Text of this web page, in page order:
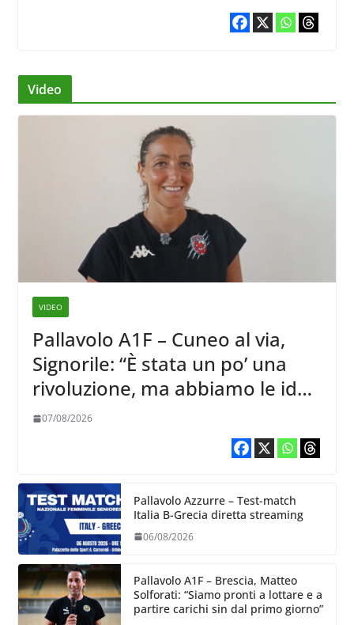
Video
VIDEO
Pallavolo A1F – Cuneo al via,
Signorile: “È stata un po’ una
rivoluzione, ma abbiamo le idee
chiare siu cosa vogliamo fare”
07/08/2026
Pallavolo Azzurre – Test-match
Italia B-Grecia diretta streaming
06/08/2026
Pallavolo A1F – Brescia, Matteo
Solforati: “Siamo pronti a lottare e a
partire carichi sin dal primo giorno”